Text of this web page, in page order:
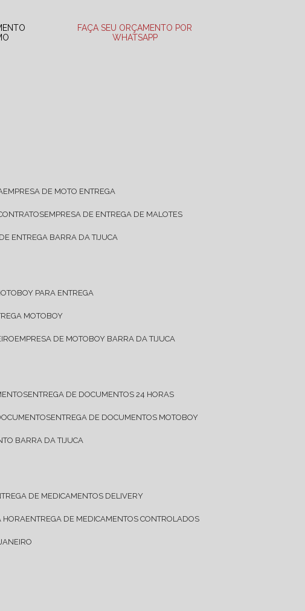
FAÇA SEU ORÇAMENTO POR
WHATSAPP
EMPRESA DE MOTO ENTREGA
EMPRESA DE ENTREGA DE MALOTES
DE ENTREGA BARRA DA TIJUCA
PARA ENTREGA
MOTOBOY
EMPRESA DE MOTOBOY BARRA DA TIJUCA
ENTREGA DE DOCUMENTOS 24 HORAS
ENTREGA DE DOCUMENTOS MOTOBOY
BARRA DA TIJUCA
DE MEDICAMENTOS DELIVERY
HORA ENTREGA DE MEDICAMENTOS CONTROLADOS